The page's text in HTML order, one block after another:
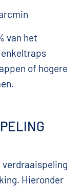
van het
of hogere
verdraaispeling
Hieronder